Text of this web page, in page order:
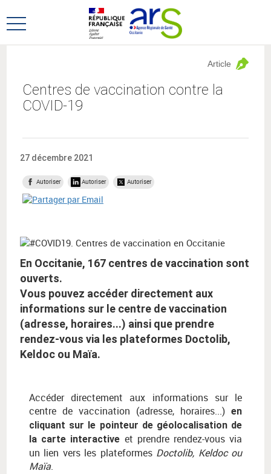
au
menu
au
contenu
Ouvrir
Centres de vaccination contre la
COVID-19
Article
27 décembre 2021
Autoriser Autoriser Autoriser
En Occitanie, 167 centres de vaccination sont
ouverts.
Vous pouvez accéder directement aux
informations sur le centre de vaccination
(adresse, horaires...) ainsi que prendre
rendez-vous via les plateformes Doctolib,
Keldoc ou Maïa.
Accéder directement aux informations sur le
centre de vaccination (adresse, horaires...) en
cliquant sur le pointeur de géolocalisation de
la carte interactive et prendre rendez-vous via
un lien vers les plateformesDoctolib, Keldoc ou
Maïa.